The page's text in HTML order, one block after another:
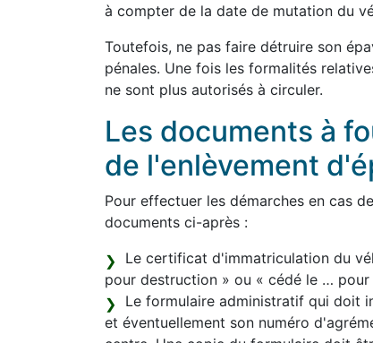
à compter de la date de mutation du
Toutefois, ne pas faire détruire son
pénales. Une fois les formalités
ne sont plus autorisés à circuler.
Les documents à
de l'enlèvement
Pour effectuer les démarches en cas
documents ci-après :
Le certificat d'immatriculation du
pour destruction » ou « cédé le …
Le formulaire administratif qui doit
et éventuellement son numéro